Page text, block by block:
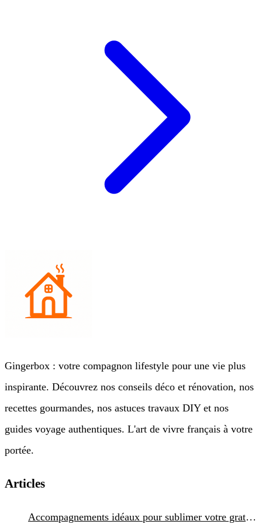
Gingerbox : votre compagnon lifestyle pour une vie plus
inspirante. Découvrez nos conseils déco et rénovation, nos
recettes gourmandes, nos astuces travaux DIY et nos
guides voyage authentiques. L'art de vivre français à votre
portée.
Articles
Accompagnements idéaux pour sublimer votre gratin